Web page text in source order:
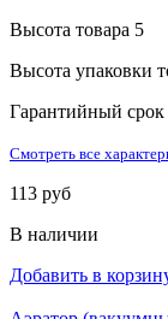
Высота товара 5
Высота упаковки
Гарантийный срок
Смотреть все
113 руб
В наличии
Добавить в